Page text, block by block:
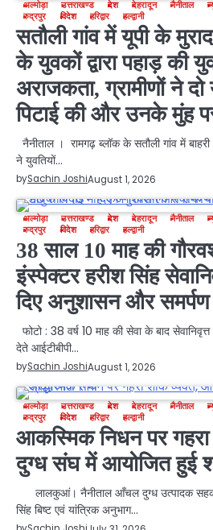
अल्मोड़ा उत्तराखण्ड देश देहरादून नैनीताल
रुद्रपुर
विदेश हरिद्वार हल्द्वानी
सतौली गांव में यूपी के
के युवकों द्वारा पहाड़ की
अराजकता, ग्रामीणों ने
पिटाई की और उनके मुंह
नैनीताल । रामगढ़ ब्लॉक के सतौली गांव में
ने युवतियों…
bySachin JoshiAugust 1, 2026
अल्मोड़ा उत्तराखण्ड देश देहरादून नैनीताल
रुद्रपुर
विदेश हरिद्वार हल्द्वानी
38 साल 10 माह की
इंस्पेक्टर हरीश सिंह
दिए अनुशासन और
फोटो : 38 वर्ष 10 माह की सेवा के बाद
देते आईटीबीपी…
bySachin JoshiAugust 1, 2026
अल्मोड़ा उत्तराखण्ड देश देहरादून नैनीताल
रुद्रपुर
विदेश हरिद्वार हल्द्वानी
आकस्मिक निधन पर
दुग्ध संघ में आयोजित हुई
लालकुआं। नैनीताल आँचल दुग्ध उत्पादक
सिंह बिष्ट एवं यांत्रिक अनुभाग…